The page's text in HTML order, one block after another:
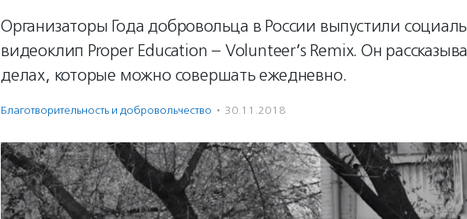
Организаторы Года добровольца в России выпустили
видеоклип Proper Education – Volunteer’s Remix. Он
делах, которые можно совершать ежедневно.
Благотвори­тель­ность и доброволь­чест­во · 30.11.2018